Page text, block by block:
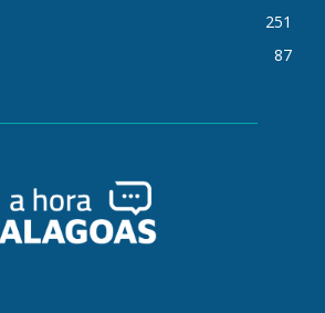
251
87